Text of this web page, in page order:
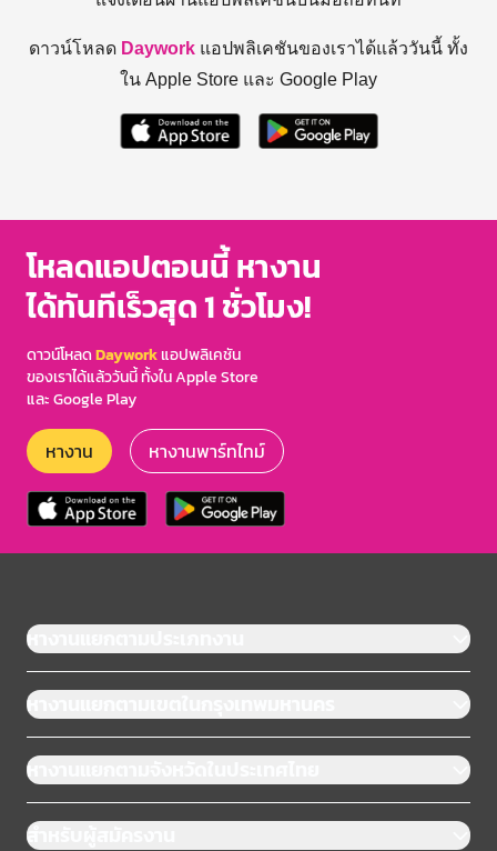
ดาวน์โหลด Daywork แอปพลิเคชันของเราได้แล้ววันนี้ ทั้ง
ใน Apple Store และ Google Play
โหลดแอปตอนนี้ หางาน
ได้ทันทีเร็วสุด 1 ชั่วโมง!
ดาวน์โหลดDayworkแอปพลิเคชัน
ของเราได้แล้ววันนี้ ทั้งใน Apple Store
และ Google Play
หางาน หางานพาร์ทไทม์
หางานแยกตามประเภทงาน
หางานแยกตามเขตในกรุงเทพมหานคร
หางานแยกตามจังหวัดในประเทศไทย
สำหรับผู้สมัครงาน